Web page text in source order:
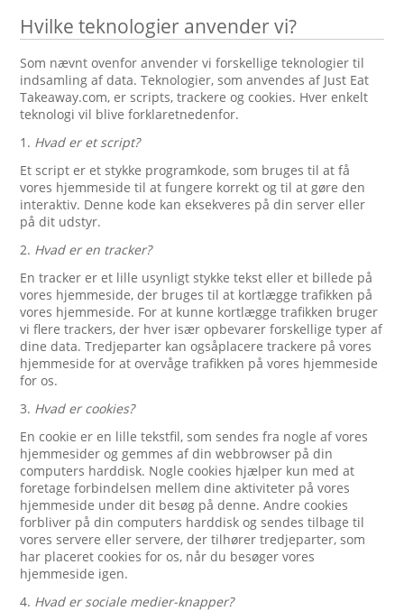
Hvilke teknologier anvender vi?
Som nævnt ovenfor anvender vi forskellige teknologier til
indsamling af data. Teknologier, som anvendes af Just Eat
Takeaway.com, er scripts, trackere og cookies. Hver enkelt
teknologi vil blive forklaretnedenfor.
1. Hvad er et script?
Et script er et stykke programkode, som bruges til at få
vores hjemmeside til at fungere korrekt og til at gøre den
interaktiv. Denne kode kan eksekveres på din server eller
på dit udstyr.
2. Hvad er en tracker?
En tracker er et lille usynligt stykke tekst eller et billede på
vores hjemmeside, der bruges til at kortlægge trafikken på
vores hjemmeside. For at kunne kortlægge trafikken bruger
vi flere trackers, der hver især opbevarer forskellige typer af
dine data. Tredjeparter kan ogsåplacere trackere på vores
hjemmeside for at overvåge trafikken på vores hjemmeside
for os.
3. Hvad er cookies?
En cookie er en lille tekstfil, som sendes fra nogle af vores
hjemmesider og gemmes af din webbrowser på din
computers harddisk. Nogle cookies hjælper kun med at
foretage forbindelsen mellem dine aktiviteter på vores
hjemmeside under dit besøg på denne. Andre cookies
forbliver på din computers harddisk og sendes tilbage til
vores servere eller servere, der tilhører tredjeparter, som
har placeret cookies for os, når du besøger vores
hjemmeside igen.
4. Hvad er sociale medier-knapper?